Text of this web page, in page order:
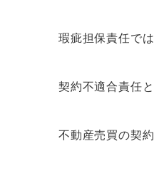
瑕疵担保責任で
契約不適合責任
不動産売買の契